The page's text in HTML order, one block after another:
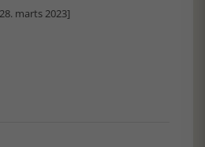
marts 2023]